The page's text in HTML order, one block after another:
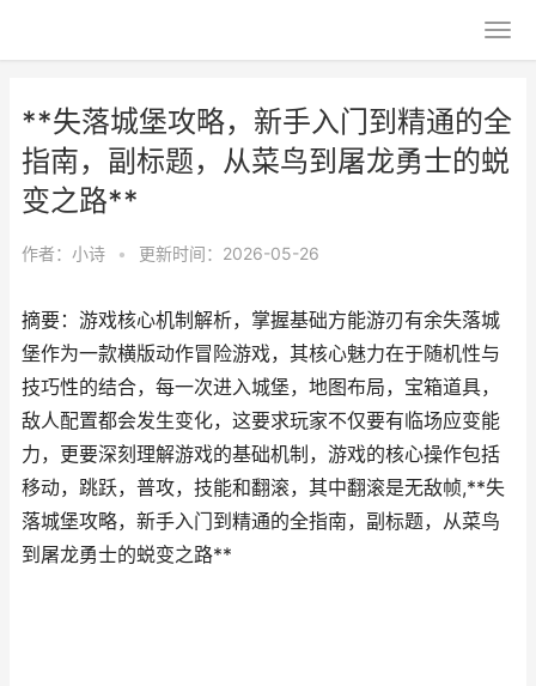
**失落城堡攻略，新手入门到精通的全
指南，副标题，从菜鸟到屠龙勇士的蜕
变之路**
作者： 小诗 • 更新时间：2026-05-26
摘要：游戏核心机制解析，掌握基础方能游刃有余失落城
堡作为一款横版动作冒险游戏，其核心魅力在于随机性与
技巧性的结合，每一次进入城堡，地图布局，宝箱道具，
敌人配置都会发生变化，这要求玩家不仅要有临场应变能
力，更要深刻理解游戏的基础机制，游戏的核心操作包括
移动，跳跃，普攻，技能和翻滚，其中翻滚是无敌帧,**失
落城堡攻略，新手入门到精通的全指南，副标题，从菜鸟
到屠龙勇士的蜕变之路**